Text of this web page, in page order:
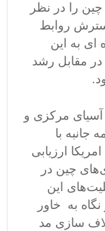
را در نظر
روابط
به این
مقابل رشد
آسیای مرکزی و
با
ارزیابی
چین در
این
به خاور
سازی مد